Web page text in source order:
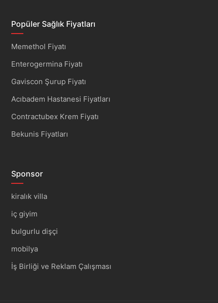
Popüler Sağlık Fiyatları
Memethol Fiyatı
Enterogermina Fiyatı
Gaviscon Şurup Fiyatı
Acıbadem Hastanesi Fiyatları
Contractubex Krem Fiyatı
Bekunis Fiyatları
Sponsor
kiralık villa
iç giyim
bulgurlu dişçi
mobilya
İş Birliği ve Reklam Çalışması